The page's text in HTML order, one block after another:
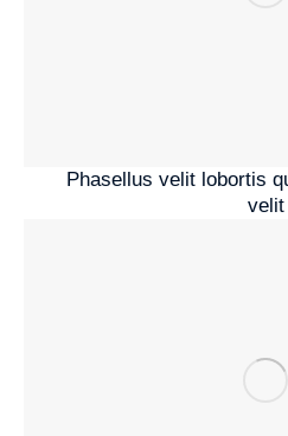
Phasellus velit lobortis
velit